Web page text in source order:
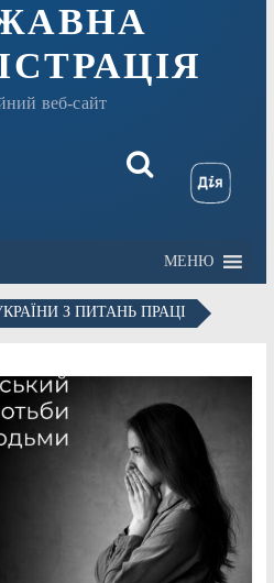
веб-сайт
МЕНЮ
З ПИТАНЬ ПРАЦІ